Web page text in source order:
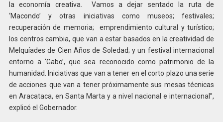
la economía creativa. Vamos a dejar sentado la ruta de
‘Macondo’ y otras iniciativas como museos; festivales;
recuperación de memoria; emprendimiento cultural y turístico;
los centros cambia, que van a estar basados en la creatividad de
Melquíades de Cien Años de Soledad; y un festival internacional
entorno a ‘Gabo’, que sea reconocido como patrimonio de la
humanidad. Iniciativas que van a tener en el corto plazo una serie
de acciones que van a tener próximamente sus mesas técnicas
en Aracataca, en Santa Marta y a nivel nacional e internacional”,
explicó el Gobernador.